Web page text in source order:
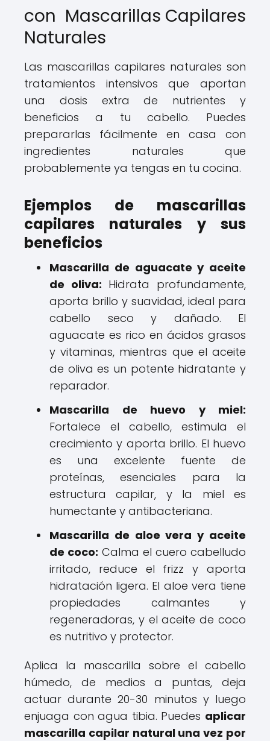
con Mascarillas Capilares
Naturales
Las mascarillas capilares naturales son
tratamientos intensivos que aportan
una dosis extra de nutrientes y
beneficios a tu cabello. Puedes
prepararlas fácilmente en casa con
ingredientes naturales que
probablemente ya tengas en tu cocina.
Ejemplos de mascarillas
capilares naturales y sus
beneficios
Mascarilla de aguacate y aceite
de oliva: Hidrata profundamente,
aporta brillo y suavidad, ideal para
cabello seco y dañado. El
aguacate es rico en ácidos grasos
y vitaminas, mientras que el aceite
de oliva es un potente hidratante y
reparador.
Mascarilla de huevo y miel:
Fortalece el cabello, estimula el
crecimiento y aporta brillo. El huevo
es una excelente fuente de
proteínas, esenciales para la
estructura capilar, y la miel es
humectante y antibacteriana.
Mascarilla de aloe vera y aceite
de coco: Calma el cuero cabelludo
irritado, reduce el frizz y aporta
hidratación ligera. El aloe vera tiene
propiedades calmantes y
regeneradoras, y el aceite de coco
es nutritivo y protector.
Aplica la mascarilla sobre el cabello
húmedo, de medios a puntas, deja
actuar durante 20-30 minutos y luego
enjuaga con agua tibia. Puedes aplicar
mascarilla capilar natural una vez por